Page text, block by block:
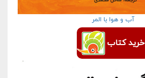
آب و هوا با المر
خرید کتاب